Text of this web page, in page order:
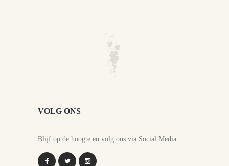
VOLG ONS
Blijf op de hoogte en volg ons via Social Media